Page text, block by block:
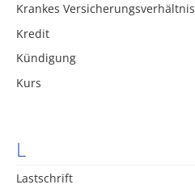
Krankes Versicherungsverhältnis
Kredit
Kündigung
Kurs
L
Lastschrift